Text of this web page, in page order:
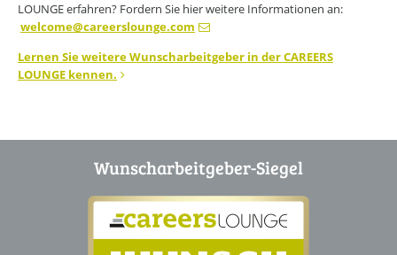
LOUNGE erfahren? Fordern Sie hier weitere Informationen an:
welcome@careerslounge.com
Lernen Sie weitere Wunscharbeitgeber in der CAREERS
LOUNGE kennen.
Wunscharbeitgeber-Siegel